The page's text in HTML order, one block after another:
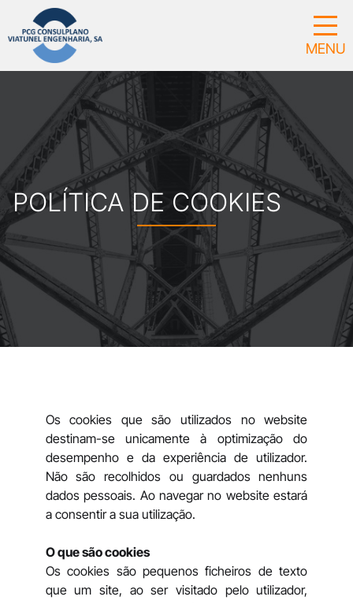
POLÍTICA DE COOKIES
Os cookies que são utilizados no website
destinam-se unicamente à optimização do
desempenho e da experiência de utilizador.
Não são recolhidos ou guardados nenhuns
dados pessoais. Ao navegar no website estará
a consentir a sua utilização.
O que são cookies
Os cookies são pequenos ficheiros de texto
que um site, ao ser visitado pelo utilizador,